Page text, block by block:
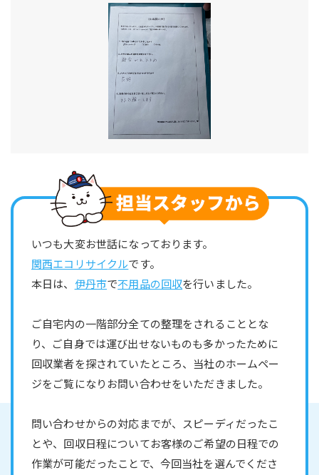
いつも大変お世話になっております。
関西エコリサイクルです。
本日は、 伊丹市で不用品の回収を行いました。
ご自宅内の一階部分全ての整理をされることとな
り、ご自身では運び出せないものも多かったために
回収業者を探されていたところ、当社のホームペー
ジをご覧になりお問い合わせをいただきました。
問い合わせからの対応までが、スピーディだったこ
とや、回収日程についてお客様のご希望の日程での
作業が可能だったことで、今回当社を選んでくださ